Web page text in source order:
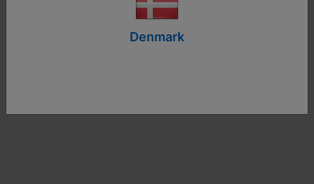
Denmark